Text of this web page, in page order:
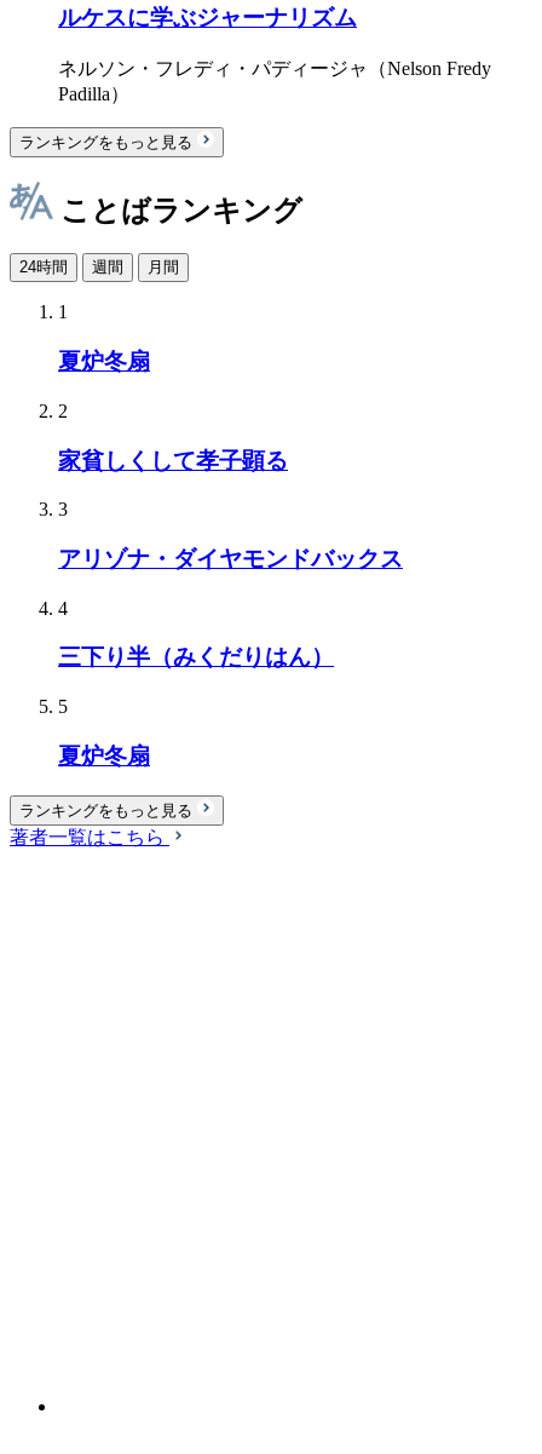
ルケスに学ぶジャーナリズム
ネルソン・フレディ・パディージャ（Nelson Fredy
Padilla）
ランキングをもっと見る
ことばランキング
24時間 週間 月間
1
夏炉冬扇
2
家貧しくして孝子顕る
3
アリゾナ・ダイヤモンドバックス
4
三下り半（みくだりはん）
5
夏炉冬扇
ランキングをもっと見る
著者一覧はこちら